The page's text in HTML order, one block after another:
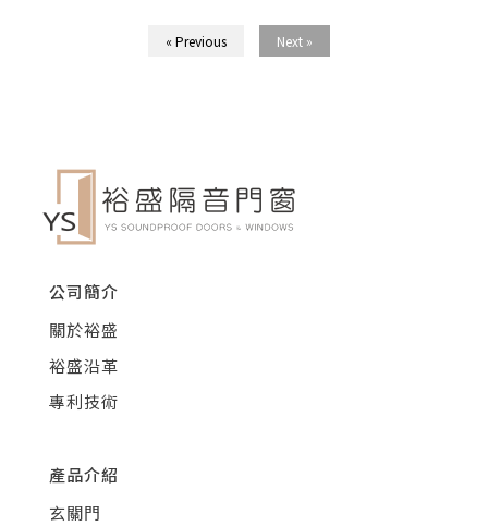
« Previous Next »
公司簡介
關於裕盛
裕盛沿革
專利技術
產品介紹
玄關門